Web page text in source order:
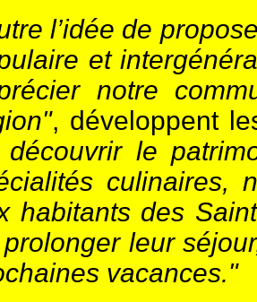
l’idée de
et
notre
, développent
découvrir le
culinaires,
habitants des
leur
vacances."